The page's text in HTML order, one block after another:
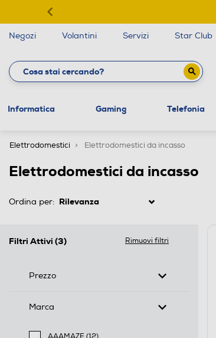
Negozi Volantini Servizi Star Club
Informatica Gaming Telefonia
Elettrodomestici Elettrodomestici da incasso
Elettrodomestici da incasso
Ordina per:
Filtri Attivi (3) Rimuovi filtri
Prezzo
Marca